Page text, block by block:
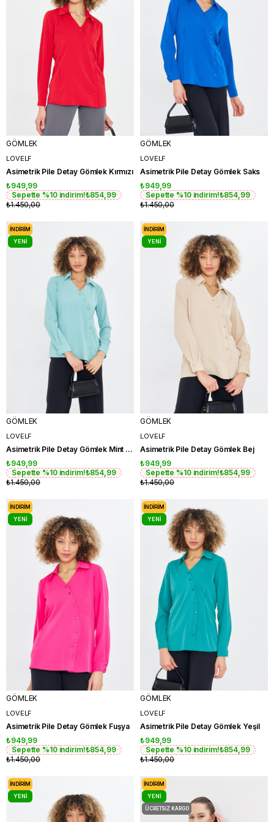
GÖMLEK
LOVELF
Asimetrik Pile Detay Gömlek Kırmızı
₺949,99
Sepette %10 indirim!₺854,99
₺1.450,00
GÖMLEK
LOVELF
Asimetrik Pile Detay Gömlek Saks
₺949,99
Sepette %10 indirim!₺854,99
₺1.450,00
GÖMLEK
LOVELF
Asimetrik Pile Detay Gömlek Mint Yeşili
₺949,99
Sepette %10 indirim!₺854,99
₺1.450,00
İNDIRIM
YENI
GÖMLEK
LOVELF
Asimetrik Pile Detay Gömlek Bej
₺949,99
Sepette %10 indirim!₺854,99
₺1.450,00
İNDIRIM
YENI
GÖMLEK
LOVELF
Asimetrik Pile Detay Gömlek Fuşya
₺949,99
Sepette %10 indirim!₺854,99
₺1.450,00
İNDIRIM
YENI
GÖMLEK
LOVELF
Asimetrik Pile Detay Gömlek Yeşil
₺949,99
Sepette %10 indirim!₺854,99
₺1.450,00
İNDIRIM
YENI
İNDIRIM
YENI
İNDIRIM
YENI
ÜRÜN
ÜCRETSIZ KARGO